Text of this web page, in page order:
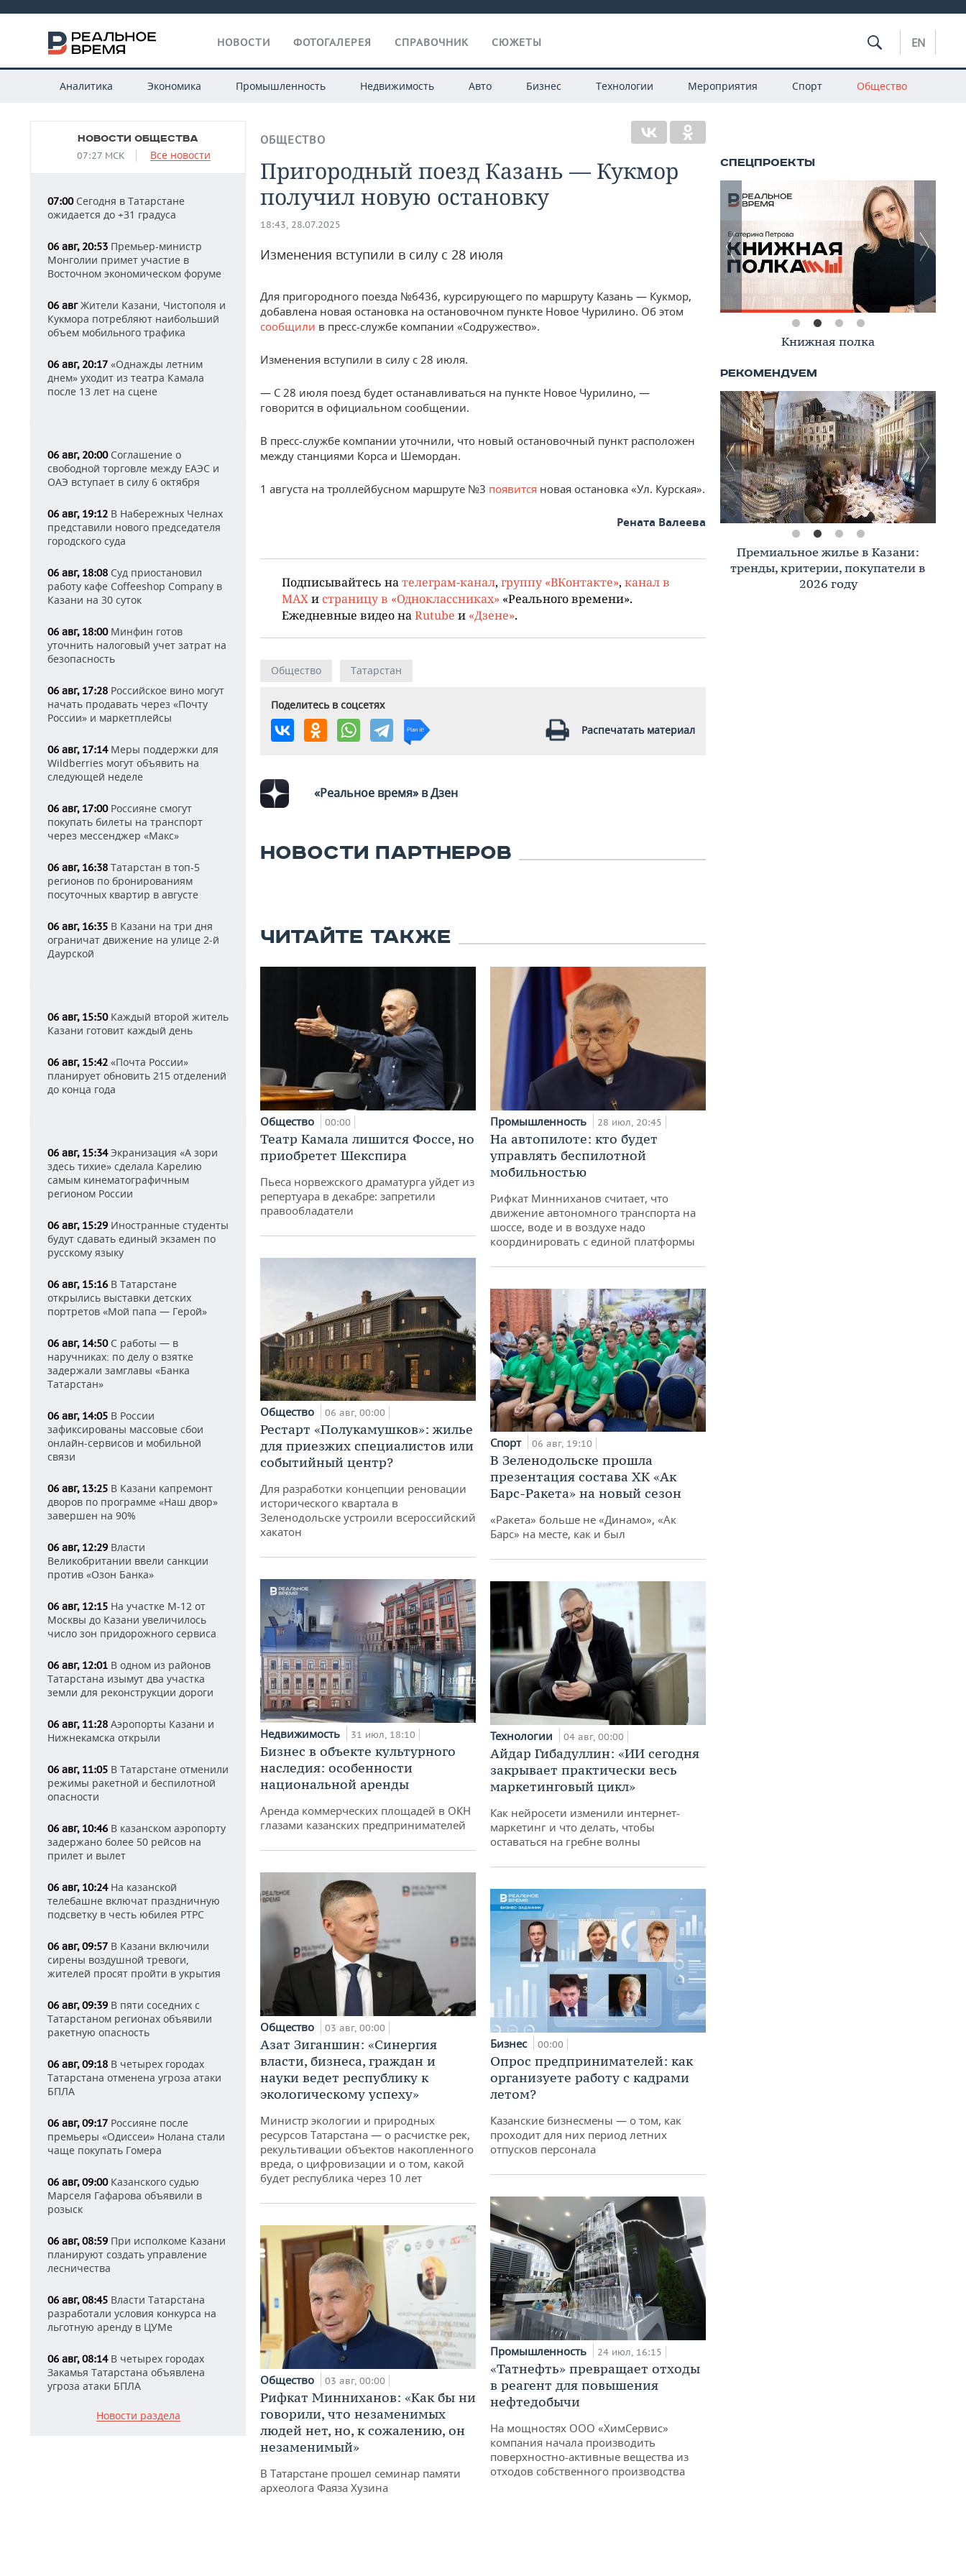
НОВОСТИ ФОТОГАЛЕРЕЯ СПРАВОЧНИК СЮЖЕТЫ EN
Аналитика Экономика Промышленность Недвижимость Авто Бизнес Технологии Мероприятия Спорт Общество
НОВОСТИ ОБЩЕСТВА
07:27 МСК Все новости
07:00Сегодня в Татарстане
ожидается до +31 градуса
06 авг, 20:53 Премьер-министр
Монголии примет участие в
Восточном экономическом форуме
06 авгЖители Казани, Чистополя и
Кукмора потребляют наибольший
объем мобильного трафика
06 авг, 20:17 «Однажды летним
днем» уходит из театра Камала
после 13 лет на сцене
06 авг, 20:00Соглашение о
свободной торговле между ЕАЭС и
ОАЭ вступает в силу 6 октября
06 авг, 19:12 В Набережных Челнах
представили нового председателя
городского суда
06 авг, 18:08 Суд приостановил
работу кафе Coffeeshop Company в
Казани на 30 суток
06 авг, 18:00Минфин готов
уточнить налоговый учет затрат на
безопасность
06 авг, 17:28 Российское вино могут
начать продавать через «Почту
России» и маркетплейсы
06 авг, 17:14Меры поддержки для
Wildberries могут объявить на
следующей неделе
06 авг, 17:00Россияне смогут
покупать билеты на транспорт
через мессенджер «Макс»
06 авг, 16:38 Татарстан в топ-5
регионов по бронированиям
посуточных квартир в августе
06 авг, 16:35 В Казани на три дня
ограничат движение на улице 2-й
Даурской
06 авг, 15:50Каждый второй житель
Казани готовит каждый день
06 авг, 15:42 «Почта России»
планирует обновить 215 отделений
до конца года
06 авг, 15:34Экранизация «А зори
здесь тихие» сделала Карелию
самым кинематографичным
регионом России
06 авг, 15:29 Иностранные студенты
будут сдавать единый экзамен по
русскому языку
06 авг, 15:16 В Татарстане
открылись выставки детских
портретов «Мой папа — Герой»
06 авг, 14:50С работы — в
наручниках: по делу о взятке
задержали замглавы «Банка
Татарстан»
06 авг, 14:05 В России
зафиксированы массовые сбои
онлайн-сервисов и мобильной
связи
06 авг, 13:25 В Казани капремонт
дворов по программе «Наш двор»
завершен на 90%
06 авг, 12:29 Власти
Великобритании ввели санкции
против «Озон Банка»
06 авг, 12:15 На участке М-12 от
Москвы до Казани увеличилось
число зон придорожного сервиса
06 авг, 12:01 В одном из районов
Татарстана изымут два участка
земли для реконструкции дороги
06 авг, 11:28 Аэропорты Казани и
Нижнекамска открыли
06 авг, 11:05 В Татарстане отменили
режимы ракетной и беспилотной
опасности
06 авг, 10:46 В казанском аэропорту
задержано более 50 рейсов на
прилет и вылет
06 авг, 10:24На казанской
телебашне включат праздничную
подсветку в честь юбилея РТРС
06 авг, 09:57 В Казани включили
сирены воздушной тревоги,
жителей просят пройти в укрытия
06 авг, 09:39 В пяти соседних с
Татарстаном регионах объявили
ракетную опасность
06 авг, 09:18 В четырех городах
Татарстана отменена угроза атаки
БПЛА
06 авг, 09:17 Россияне после
премьеры «Одиссеи» Нолана стали
чаще покупать Гомера
06 авг, 09:00Казанского судью
Марселя Гафарова объявили в
розыск
06 авг, 08:59 При исполкоме Казани
планируют создать управление
лесничества
06 авг, 08:45 Власти Татарстана
разработали условия конкурса на
льготную аренду в ЦУМе
06 авг, 08:14В четырех городах
Закамья Татарстана объявлена
угроза атаки БПЛА
Новости раздела
ОБЩЕСТВО
Пригородный поезд Казань — Кукмор
получил новую остановку
18:43, 28.07.2025
Изменения вступили в силу с 28 июля
Для пригородного поезда №6436, курсирующего по маршруту Казань — Кукмор,
добавлена новая остановка на остановочном пункте Новое Чурилино. Об этом
сообщили в пресс-службе компании «Содружество».
Изменения вступили в силу с 28 июля.
— С 28 июля поезд будет останавливаться на пункте Новое Чурилино, —
говорится в официальном сообщении.
В пресс-службе компании уточнили, что новый остановочный пункт расположен
между станциями Корса и Шемордан.
1 августа на троллейбусном маршруте №3 появится новая остановка «Ул. Курская».
Рената Валеева
Подписывайтесь на телеграм-канал, группу «ВКонтакте», канал в
MAX и страницу в «Одноклассниках» «Реального времени».
Ежедневные видео на Rutube и «Дзене».
Общество Татарстан
Поделитесь в соцсетях
Распечатать материал
«Реальное время» в Дзен
НОВОСТИ ПАРТНЕРОВ
ЧИТАЙТЕ ТАКЖЕ
Общество 00:00
Театр Камала лишится Фоссе, но
приобретет Шекспира
Пьеса норвежского драматурга уйдет из
репертуара в декабре: запретили
правообладатели
Общество 06 авг, 00:00
Рестарт «Полукамушков»: жилье
для приезжих специалистов или
событийный центр?
Для разработки концепции реновации
исторического квартала в
Зеленодольске устроили всероссийский
хакатон
Недвижимость 31 июл, 18:10
Бизнес в объекте культурного
наследия: особенности
национальной аренды
Аренда коммерческих площадей в ОКН
глазами казанских предпринимателей
Общество 03 авг, 00:00
Азат Зиганшин: «Синергия
власти, бизнеса, граждан и
науки ведет республику к
экологическому успеху»
Министр экологии и природных
ресурсов Татарстана — о расчистке рек,
рекультивации объектов накопленного
вреда, о цифровизации и о том, какой
будет республика через 10 лет
Общество 03 авг, 00:00
Рифкат Минниханов: «Как бы ни
говорили, что незаменимых
людей нет, но, к сожалению, он
незаменимый»
В Татарстане прошел семинар памяти
археолога Фаяза Хузина
Промышленность 28 июл, 20:45
На автопилоте: кто будет
управлять беспилотной
мобильностью
Рифкат Минниханов считает, что
движение автономного транспорта на
шоссе, воде и в воздухе надо
координировать с единой платформы
Спорт 06 авг, 19:10
В Зеленодольске прошла
презентация состава ХК «Ак
Барс-Ракета» на новый сезон
«Ракета» больше не «Динамо», «Ак
Барс» на месте, как и был
Технологии 04 авг, 00:00
Айдар Гибадуллин: «ИИ сегодня
закрывает практически весь
маркетинговый цикл»
Как нейросети изменили интернет-
маркетинг и что делать, чтобы
оставаться на гребне волны
Бизнес 00:00
Опрос предпринимателей: как
организуете работу с кадрами
летом?
Казанские бизнесмены — о том, как
проходит для них период летних
отпусков персонала
Промышленность 24 июл, 16:15
«Татнефть» превращает отходы
в реагент для повышения
нефтедобычи
На мощностях ООО «ХимСервис»
компания начала производить
поверхностно-активные вещества из
отходов собственного производства
Книжная полка
Премиальное жилье в Казани:
тренды, критерии, покупатели в
2026 году